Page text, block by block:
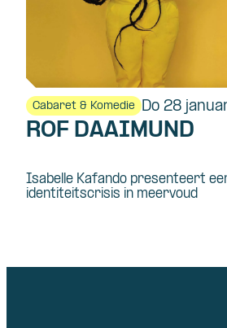
Cabaret & Komedie Do 28
ROF DAAIMUND
Isabelle Kafando presenteert
identiteitscrisis in meervoud